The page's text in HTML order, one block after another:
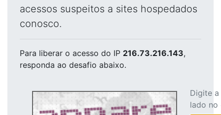
acessos suspeitos a sites hospedados
conosco.
Para liberar o acesso do IP 216.73.216.143,
responda ao desafio abaixo.
Digite
lado no